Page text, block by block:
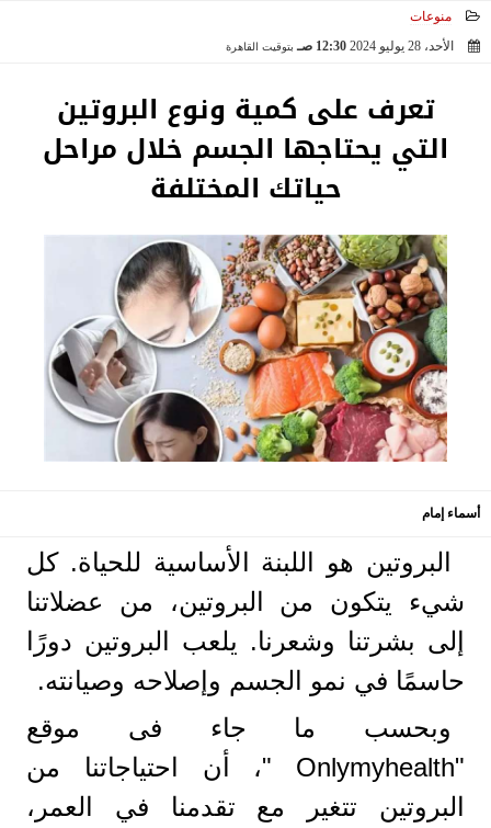
منوعات
الأحد، 28 يوليو 2024
12:30 صـ بتوقيت القاهرة
تعرف على كمية ونوع البروتين
التي يحتاجها الجسم خلال مراحل
حياتك المختلفة
أسماء إمام
البروتين هو اللبنة الأساسية للحياة. كل
شيء يتكون من البروتين، من عضلاتنا
إلى بشرتنا وشعرنا. يلعب البروتين دورًا
حاسمًا في نمو الجسم وإصلاحه وصيانته.
وبحسب ما جاء فى موقع
"Onlymyhealth "، أن احتياجاتنا من
البروتين تتغير مع تقدمنا ​​في العمر،